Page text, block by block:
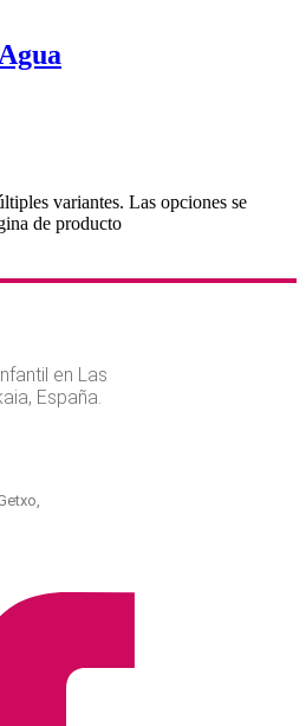
variantes. Las opciones se
de producto
en Las
España.